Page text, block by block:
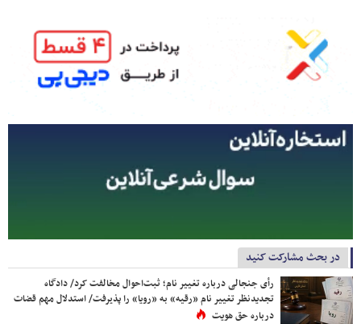
در بحث مشارکت کنید
رأی جنجالی درباره تغییر نام؛ ثبت‌احوال مخالفت کرد/ دادگاه
تجدیدنظر تغییر نام «رقیه» به «رویا» را پذیرفت/ استدلال مهم قضات
درباره حق هویت